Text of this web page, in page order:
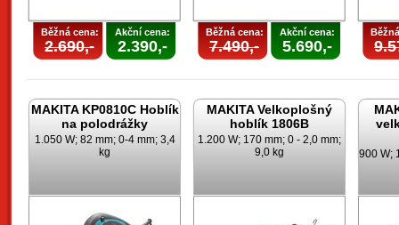
Běžná cena:
2.690,-
Akční cena:
2.390,-
Běžná cena:
7.490,-
Akční cena:
5.690,-
MAKITA KP0810C Hoblík
na polodrážky
1.050 W; 82 mm; 0-4 mm; 3,4
kg
MAKITA Velkoplošný
hoblík 1806B
1.200 W; 170 mm; 0 - 2,0 mm;
9,0 kg
900 W;